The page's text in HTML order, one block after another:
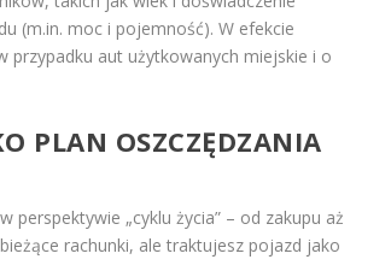
(m.in. moc i pojemność). W efekcie
przypadku aut użytkowanych miejskie i o
PLAN OSZCZĘDZANIA
perspektywie „cyklu życia” – od zakupu aż
rachunki, ale traktujesz pojazd jako